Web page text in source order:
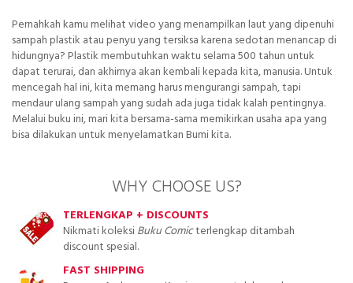
Pernahkah kamu melihat video yang menampilkan laut yang dipenuhi
sampah plastik atau penyu yang tersiksa karena sedotan menancap di
hidungnya? Plastik membutuhkan waktu selama 500 tahun untuk
dapat terurai, dan akhirnya akan kembali kepada kita, manusia. Untuk
mencegah hal ini, kita memang harus mengurangi sampah, tapi
mendaur ulang sampah yang sudah ada juga tidak kalah pentingnya.
Melalui buku ini, mari kita bersama-sama memikirkan usaha apa yang
bisa dilakukan untuk menyelamatkan Bumi kita.
WHY CHOOSE US?
TERLENGKAP + DISCOUNTS
Nikmati koleksiBuku Comicterlengkap ditambah
discount spesial.
FAST SHIPPING